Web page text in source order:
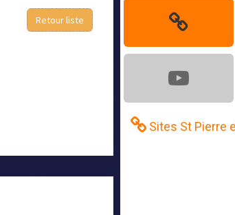
Retour liste
Sites St Pierre